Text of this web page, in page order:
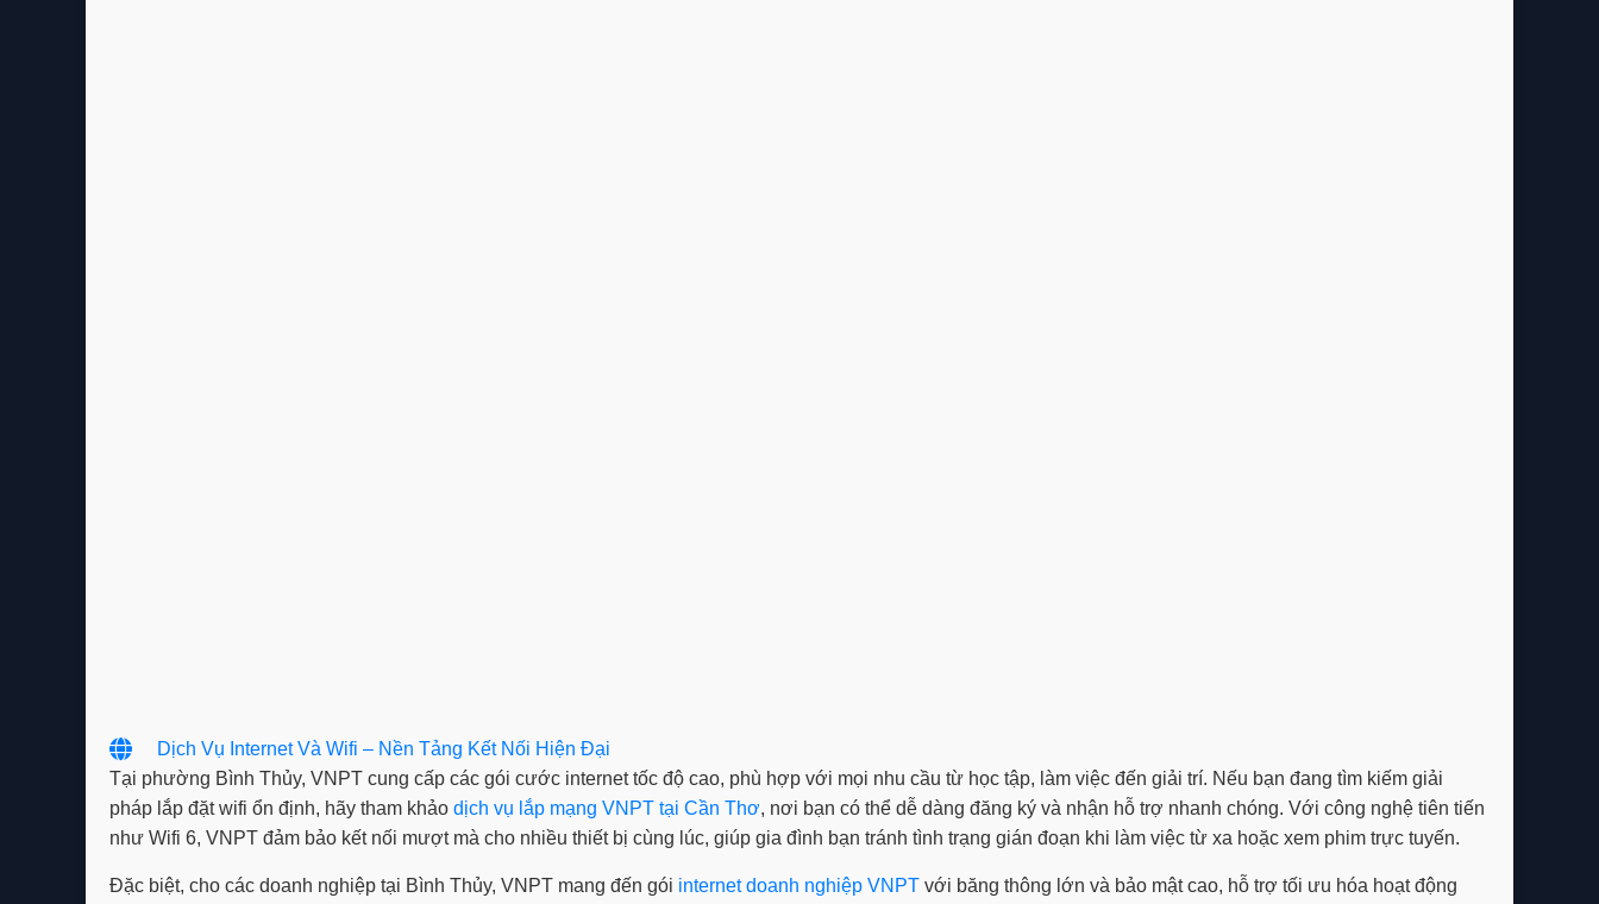
Dịch Vụ Internet Và Wifi – Nền Tảng Kết Nối Hiện Đại
Tại phường Bình Thủy, VNPT cung cấp các gói cước internet tốc độ cao, phù hợp với mọi nhu cầu từ học tập, làm việc đến giải trí. Nếu bạn đang tìm kiếm giải
pháp lắp đặt wifi ổn định, hãy tham khảo dịch vụ lắp mạng VNPT tại Cần Thơ, nơi bạn có thể dễ dàng đăng ký và nhận hỗ trợ nhanh chóng. Với công nghệ tiên tiến
như Wifi 6, VNPT đảm bảo kết nối mượt mà cho nhiều thiết bị cùng lúc, giúp gia đình bạn tránh tình trạng gián đoạn khi làm việc từ xa hoặc xem phim trực tuyến.
Đặc biệt, cho các doanh nghiệp tại Bình Thủy, VNPT mang đến gói internet doanh nghiệp VNPT với băng thông lớn và bảo mật cao, hỗ trợ tối ưu hóa hoạt động